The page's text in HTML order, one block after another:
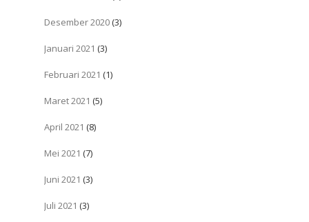
Desember 2020 (3)
Januari 2021 (3)
Februari 2021 (1)
Maret 2021 (5)
April 2021 (8)
Mei 2021 (7)
Juni 2021 (3)
Juli 2021 (3)